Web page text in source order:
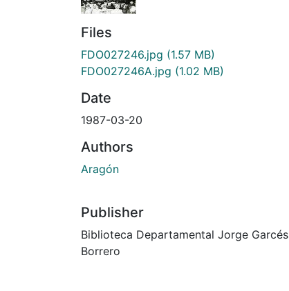
Files
FDO027246.jpg (1.57 MB)
FDO027246A.jpg (1.02 MB)
Date
1987-03-20
Authors
Aragón
Publisher
Biblioteca Departamental Jorge Garcés
Borrero